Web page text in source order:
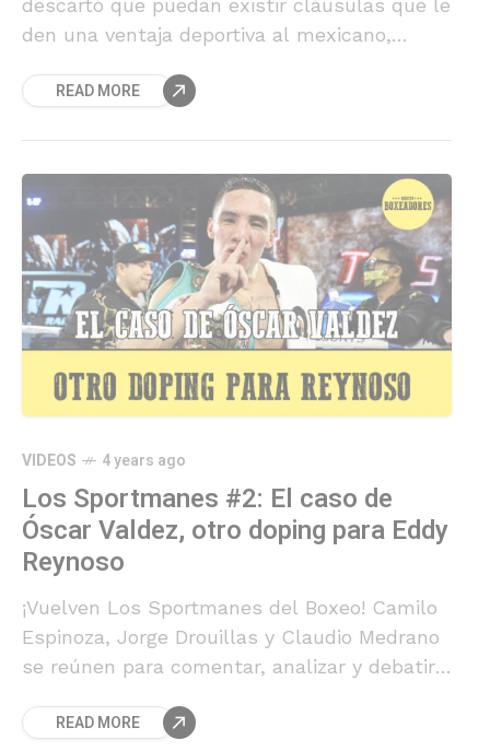
descartó que puedan existir cláusulas que le
den una ventaja deportiva al mexicano,
negociaciones.
READ MORE
VIDEOS 4 years ago
Los Sportmanes #2: El caso de
Óscar Valdez, otro doping para Eddy
Reynoso
¡Vuelven Los Sportmanes del Boxeo! Camilo
Espinoza, Jorge Drouillas y Claudio Medrano
se reúnen para comentar, analizar y debatir
mundial. En este
READ MORE